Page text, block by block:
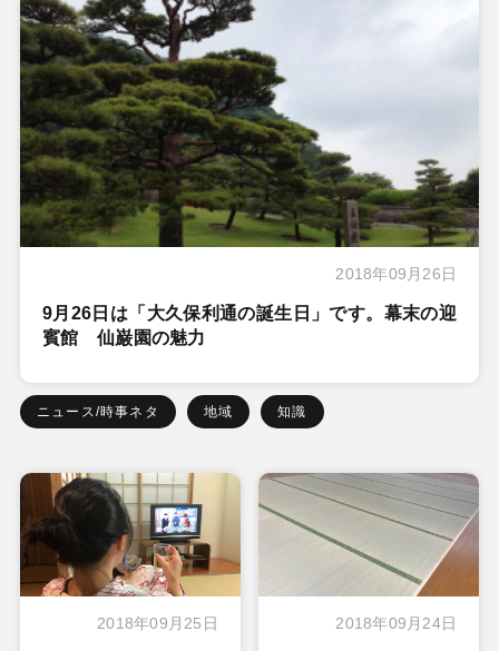
2018年09月26日
9月26日は「大久保利通の誕生日」です。幕末の迎
賓館 仙巌園の魅力
ニュース/時事ネタ 地域 知識
2018年09月25日 2018年09月24日